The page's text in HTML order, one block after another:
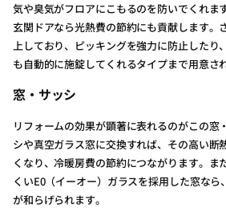
気や臭気がフロアにこもるのを防いでくれま
玄関ドアなら光熱費の節約にも貢献します。
上しており、ピッキングを強力に防止したり
も自動的に施錠してくれるタイプまで用意さ
窓・サッシ
リフォームの効果が顕著に表れるのがこの窓
シや真空ガラス窓に交換すれば、その高い断
くなり、冷暖房費の節約につながります。ま
くいE0（イーオー）ガラスを採用した窓な
が和らげられます。